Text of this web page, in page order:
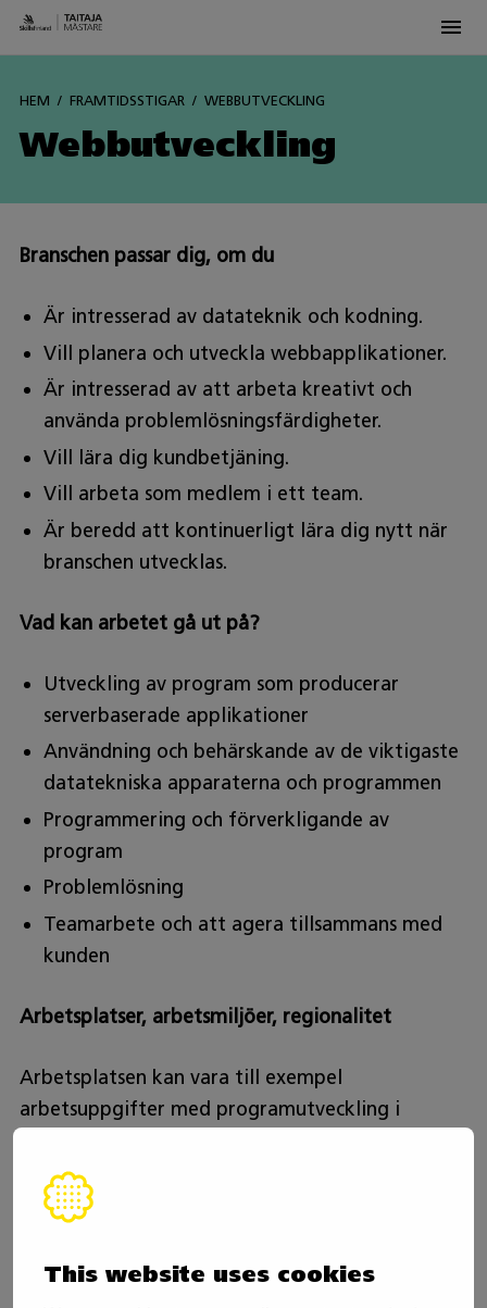
This website uses cookies
HEM FRAMTIDSSTIGAR WEBBUTVECKLING
Webbutveckling
Branschen passar dig, om du
Är intresserad av datateknik och kodning.
Vill planera och utveckla webbapplikationer.
Är intresserad av att arbeta kreativt och
använda problemlösningsfärdigheter.
Vill lära dig kundbetjäning.
Vill arbeta som medlem i ett team.
Är beredd att kontinuerligt lära dig nytt när
branschen utvecklas.
Vad kan arbetet gå ut på?
Utveckling av program som producerar
serverbaserade applikationer
Användning och behärskande av de viktigaste
datatekniska apparaterna och programmen
Programmering och förverkligande av
program
Problemlösning
Teamarbete och att agera tillsammans med
kunden
Arbetsplatser, arbetsmiljöer, regionalitet
Arbetsplatsen kan vara till exempel
arbetsuppgifter med programutveckling i
offentliga sektorn, i reklambyråer eller i
motsvarande företag. Arbete finns runt om i